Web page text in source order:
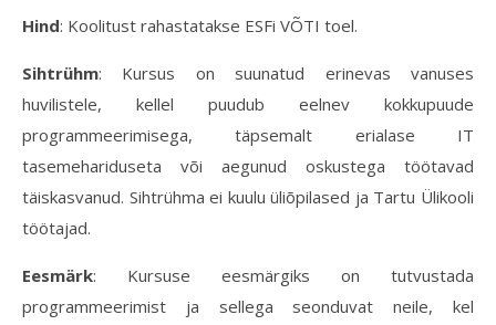
Hind: Koolitust rahastatakse ESFi VÕTI toel.
Sihtrühm: Kursus on suunatud erinevas vanuses
huvilistele, kellel puudub eelnev kokkupuude
programmeerimisega, täpsemalt erialase IT
tasemehariduseta või aegunud oskustega töötavad
täiskasvanud. Sihtrühma ei kuulu üliõpilased ja Tartu Ülikooli
töötajad.
Eesmärk: Kursuse eesmärgiks on tutvustada
programmeerimist ja sellega seonduvat neile, kel